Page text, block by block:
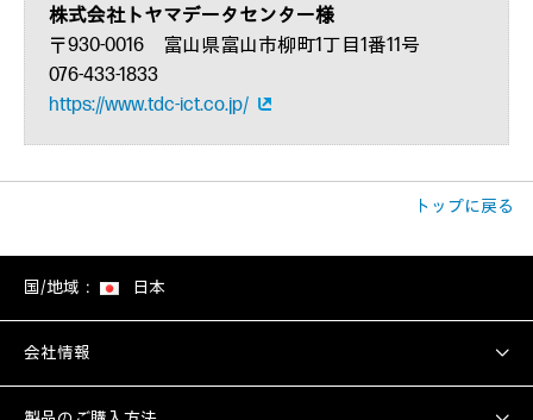
株式会社トヤマデータセンター様
〒930-0016 富山県富山市柳町1丁目1番11号
076-433-1833
https://www.tdc-ict.co.jp/
トップに戻る
国/地域： 日本
会社情報